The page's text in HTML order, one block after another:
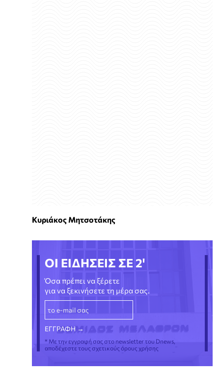
Κυριάκος Μητσοτάκης
ΟΙ ΕΙΔΗΣΕΙΣ ΣΕ 2'
Όσα πρέπει να ξέρετε
για να ξεκινήσετε τη μέρα σας.
* Με την εγγραφή σας στο newsletter του Dnews,
αποδέχεστε τους σχετικούς όρους χρήσης